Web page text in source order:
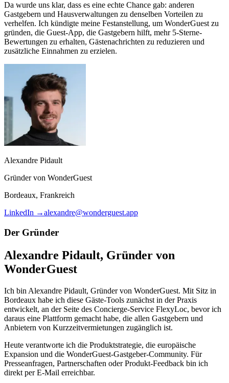
Da wurde uns klar, dass es eine echte Chance gab: anderen
Gastgebern und Hausverwaltungen zu denselben Vorteilen zu
verhelfen. Ich kündigte meine Festanstellung, um WonderGuest zu
gründen, die Guest-App, die Gastgebern hilft, mehr 5-Sterne-
Bewertungen zu erhalten, Gästenachrichten zu reduzieren und
zusätzliche Einnahmen zu erzielen.
Alexandre Pidault
Gründer von WonderGuest
Bordeaux, Frankreich
LinkedIn →alexandre@wonderguest.app
Der Gründer
Alexandre Pidault, Gründer von
WonderGuest
Ich bin Alexandre Pidault, Gründer von WonderGuest. Mit Sitz in
Bordeaux habe ich diese Gäste-Tools zunächst in der Praxis
entwickelt, an der Seite des Concierge-Service FlexyLoc, bevor ich
daraus eine Plattform gemacht habe, die allen Gastgebern und
Anbietern von Kurzzeitvermietungen zugänglich ist.
Heute verantworte ich die Produktstrategie, die europäische
Expansion und die WonderGuest-Gastgeber-Community. Für
Presseanfragen, Partnerschaften oder Produkt-Feedback bin ich
direkt per E-Mail erreichbar.